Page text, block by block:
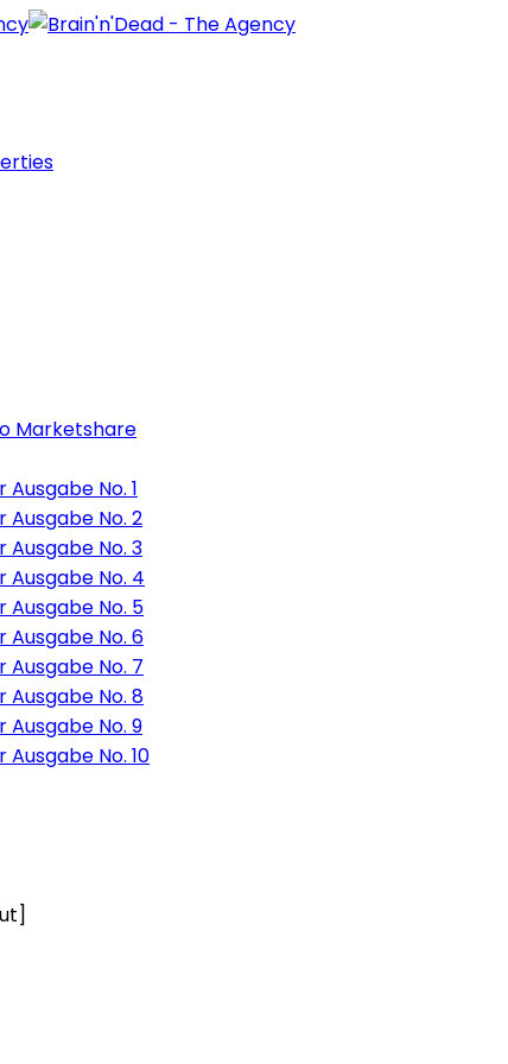
Marketshare
No. 1
Ausgabe No. 2
Ausgabe No. 3
Ausgabe No. 4
Ausgabe No. 5
Ausgabe No. 6
Ausgabe No. 7
Ausgabe No. 8
Ausgabe No. 9
No. 10